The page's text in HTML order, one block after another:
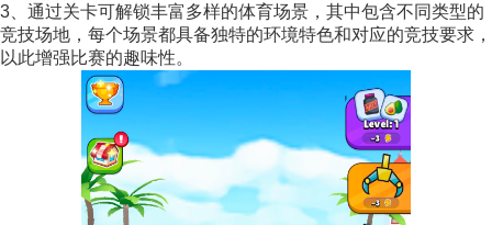
3、通过关卡可解锁丰富多样的体育场景，其中包含不同类型的
竞技场地，每个场景都具备独特的环境特色和对应的竞技要求，
以此增强比赛的趣味性。